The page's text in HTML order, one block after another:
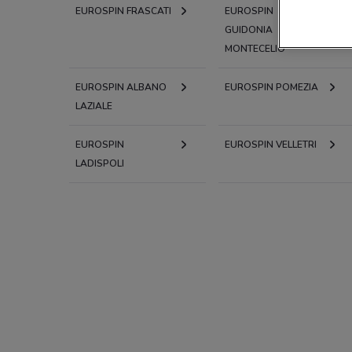
EUROSPIN FRASCATI
EUROSPIN
GUIDONIA
MONTECELIO
EUROSPIN ALBANO
LAZIALE
EUROSPIN POMEZIA
EUROSPIN
LADISPOLI
EUROSPIN VELLETRI